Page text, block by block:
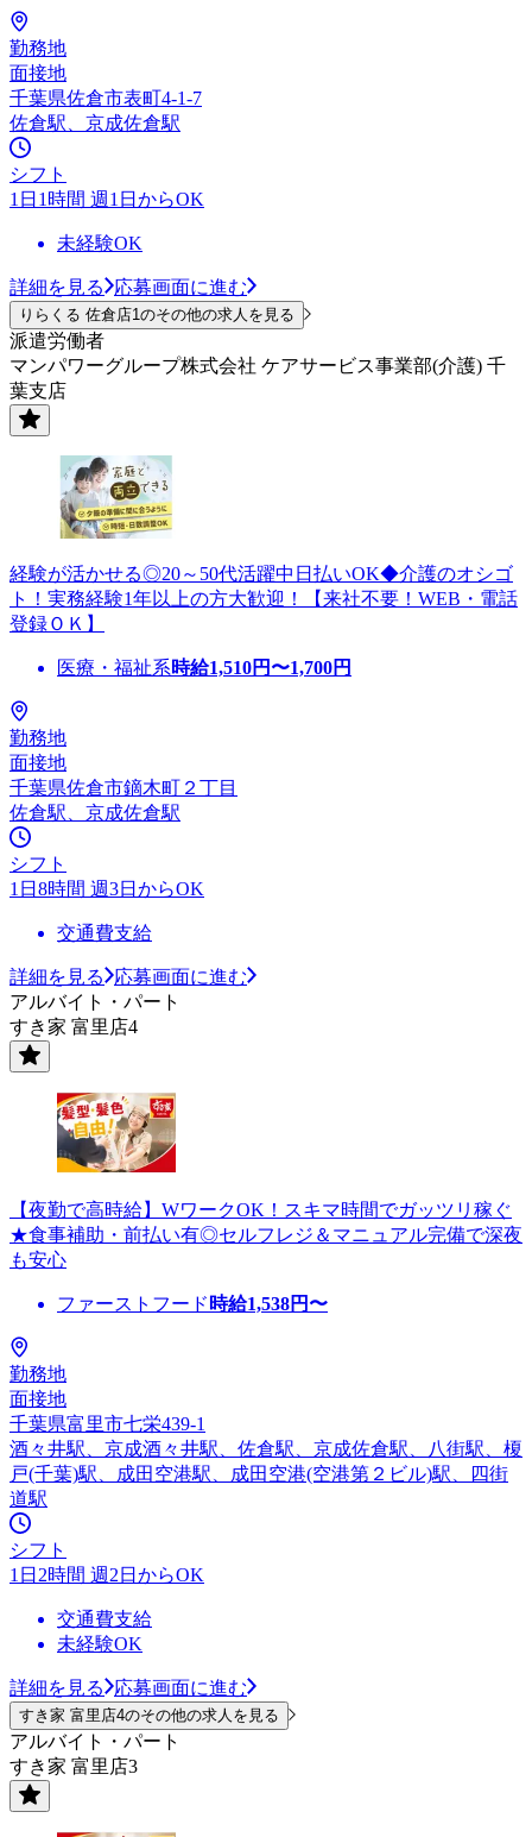
勤務地
面接地
千葉県佐倉市表町4-1-7
佐倉駅、京成佐倉駅
シフト
1日1時間 週1日からOK
未経験OK
詳細を見る 応募画面に進む
りらくる 佐倉店1のその他の求人を見る
派遣労働者
マンパワーグループ株式会社 ケアサービス事業部(介護) 千
葉支店
経験が活かせる◎20～50代活躍中日払いOK◆介護のオシゴ
ト！実務経験1年以上の方大歓迎！【来社不要！WEB・電話
登録ＯＫ】
医療・福祉系時給1,510円〜1,700円
勤務地
面接地
千葉県佐倉市鏑木町２丁目
佐倉駅、京成佐倉駅
シフト
1日8時間 週3日からOK
交通費支給
詳細を見る
応募画面に進む
アルバイト・パート
すき家 富里店4
【夜勤で高時給】WワークOK！スキマ時間でガッツリ稼ぐ
★食事補助・前払い有◎セルフレジ＆マニュアル完備で深夜
も安心
ファーストフード 時給1,538円〜
勤務地
面接地
千葉県富里市七栄439-1
酒々井駅、京成酒々井駅、佐倉駅、京成佐倉駅、八街駅、榎
戸(千葉)駅、成田空港駅、成田空港(空港第２ビル)駅、四街
道駅
シフト
1日2時間 週2日からOK
交通費支給
未経験OK
詳細を見る 応募画面に進む
すき家 富里店4のその他の求人を見る
アルバイト・パート
すき家 富里店3